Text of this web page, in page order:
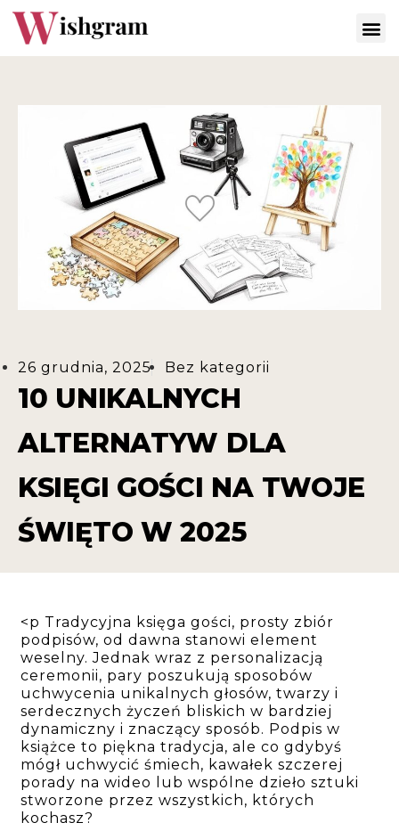
26 grudnia, 2025 Bez kategorii
10 UNIKALNYCH
ALTERNATYW DLA
KSIĘGI GOŚCI NA TWOJE
ŚWIĘTO W 2025
<p Tradycyjna księga gości, prosty zbiór
podpisów, od dawna stanowi element
weselny. Jednak wraz z personalizacją
ceremonii, pary poszukują sposobów
uchwycenia unikalnych głosów, twarzy i
serdecznych życzeń bliskich w bardziej
dynamiczny i znaczący sposób. Podpis w
książce to piękna tradycja, ale co gdybyś
mógł uchwycić śmiech, kawałek szczerej
porady na wideo lub wspólne dzieło sztuki
stworzone przez wszystkich, których
kochasz?